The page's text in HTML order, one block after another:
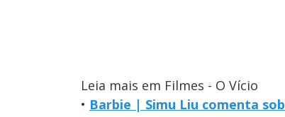
Leia mais em Filmes - O Vício
• Barbie | Simu Liu comenta